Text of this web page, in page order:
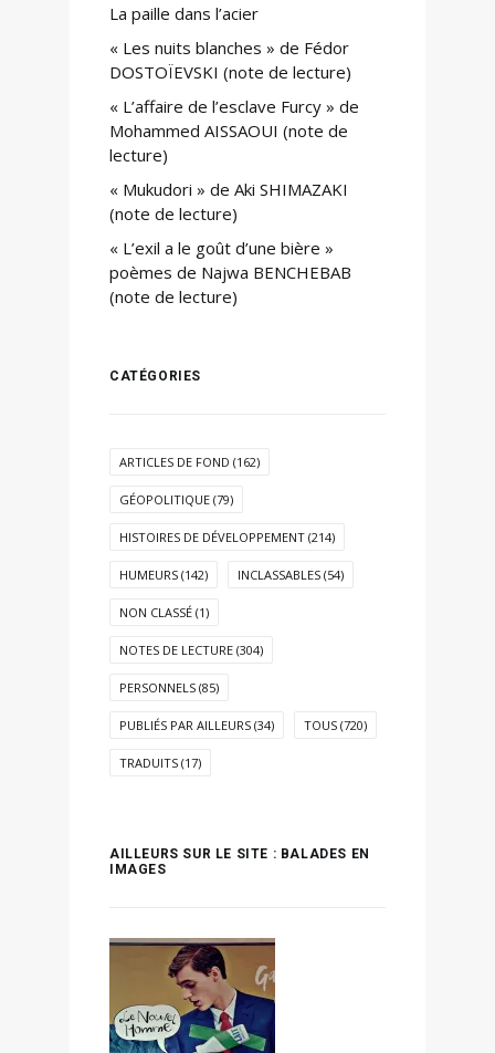
La paille dans l’acier
« Les nuits blanches » de Fédor
DOSTOÏEVSKI (note de lecture)
« L’affaire de l’esclave Furcy » de
Mohammed AISSAOUI (note de
lecture)
« Mukudori » de Aki SHIMAZAKI
(note de lecture)
« L’exil a le goût d’une bière »
poèmes de Najwa BENCHEBAB
(note de lecture)
CATÉGORIES
ARTICLES DE FOND (162)
GÉOPOLITIQUE (79)
HISTOIRES DE DÉVELOPPEMENT (214)
HUMEURS (142) INCLASSABLES (54)
NON CLASSÉ (1)
NOTES DE LECTURE (304)
PERSONNELS (85)
PUBLIÉS PAR AILLEURS (34) TOUS (720)
TRADUITS (17)
AILLEURS SUR LE SITE : BALADES EN
IMAGES